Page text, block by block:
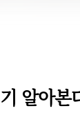
알아본